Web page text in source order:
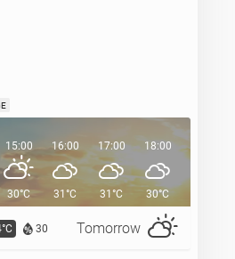
30 Tomorrow
15:00
30°C
16:00
31°C
17:00
31°C
18:00
30°C
19:00